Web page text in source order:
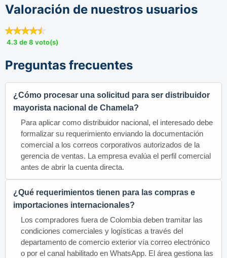
Valoración de nuestros usuarios
4.3 de 8 voto(s)
Preguntas frecuentes
¿Cómo procesar una solicitud para ser distribuidor
mayorista nacional de Chamela?
Para aplicar como distribuidor nacional, el interesado debe
formalizar su requerimiento enviando la documentación
comercial a los correos corporativos autorizados de la
gerencia de ventas. La empresa evalúa el perfil comercial
antes de abrir la cuenta directa.
¿Qué requerimientos tienen para las compras e
importaciones internacionales?
Los compradores fuera de Colombia deben tramitar las
condiciones comerciales y logísticas a través del
departamento de comercio exterior vía correo electrónico
o por el canal habilitado en WhatsApp. El área gestiona las